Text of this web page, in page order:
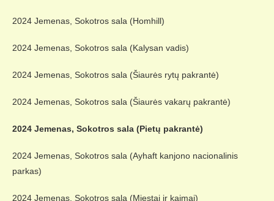
2024 Jemenas, Sokotros sala (Homhill)
2024 Jemenas, Sokotros sala (Kalysan vadis)
2024 Jemenas, Sokotros sala (Šiaurės rytų pakrantė)
2024 Jemenas, Sokotros sala (Šiaurės vakarų pakrantė)
2024 Jemenas, Sokotros sala (Pietų pakrantė)
2024 Jemenas, Sokotros sala (Ayhaft kanjono nacionalinis
parkas)
2024 Jemenas, Sokotros sala (Miestai ir kaimai)